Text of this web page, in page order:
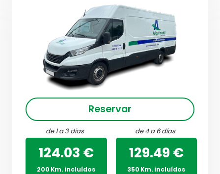
Reservar
de 1 a 3 días
124.03 €
200 Km. incluídos
de 4 a 6 días
129.49 €
350 Km. incluídos